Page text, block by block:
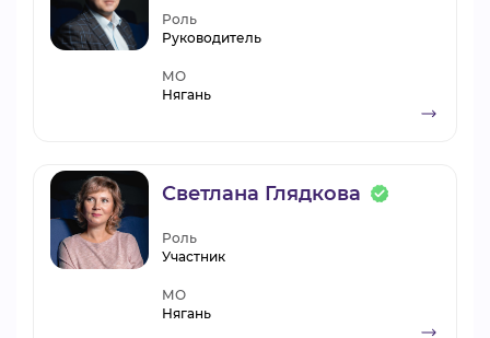
Роль
Руководитель
МО
Нягань
Светлана Глядкова
Роль
Участник
МО
Нягань